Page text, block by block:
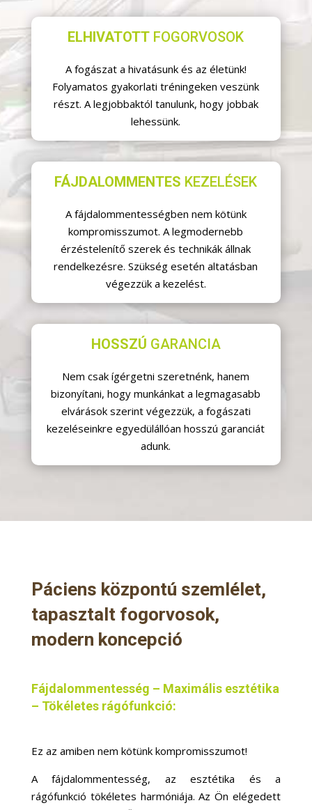
ELHIVATOTT FOGORVOSOK
A fogászat a hivatásunk és az életünk!
Folyamatos gyakorlati tréningeken veszünk
részt. A legjobbaktól tanulunk, hogy jobbak
lehessünk.
FÁJDALOMMENTES KEZELÉSEK
A fájdalommentességben nem kötünk
kompromisszumot. A legmodernebb
érzéstelenítő szerek és technikák állnak
rendelkezésre. Szükség esetén altatásban
végezzük a kezelést.
HOSSZÚ GARANCIA
Nem csak ígérgetni szeretnénk, hanem
bizonyítani, hogy munkánkat a legmagasabb
elvárások szerint végezzük, a fogászati
kezeléseinkre egyedülállóan hosszú garanciát
adunk.
Páciens központú szemlélet,
tapasztalt fogorvosok,
modern koncepció
Fájdalommentesség – Maximális esztétika
– Tökéletes rágófunkció:
Ez az amiben nem kötünk kompromisszumot!
A fájdalommentesség, az esztétika és a
rágófunkció tökéletes harmóniája. Az Ön elégedett